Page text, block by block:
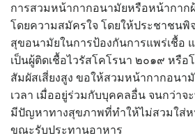
ข้อมูลประชากร
ข้อมูลพื้นฐานของศูนย์บริการนักท่องเที่ย
ขั้นตอนการขอรับบริการ
งบแสดงฐานะการคลัง
การสวมหน้ากากอนามัยหรือหน้ากาก
โดยความสมัครใจ โดยให้ประชาชน
สุขอนามัยในการป้องกันการแพร่เชื้อ
เป็นผู้ติดเชื้อไวรัสโคโรนา ๒๐๑๙ หรือ
สัมผัสเสี่ยงสูง ขอให้สวมหน้ากากอนา
เวลา เมื่ออยู่ร่วมกับบุคคลอื่น จนกว่าจ
มีปัญหาทางสุขภาพที่ทำให้ไม่สวมใส่
ขณะรับประทานอาหาร